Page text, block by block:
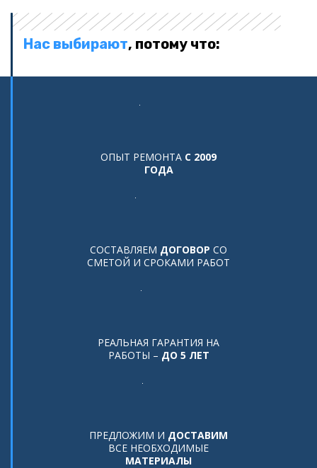
Нас выбирают, потому что:
ОПЫТ РЕМОНТА С 2009
ГОДА
СОСТАВЛЯЕМ ДОГОВОР СО
СМЕТОЙ И СРОКАМИ РАБОТ
РЕАЛЬНАЯ ГАРАНТИЯ НА
РАБОТЫ – ДО 5 ЛЕТ
ПРЕДЛОЖИМ И ДОСТАВИМ
ВСЕ НЕОБХОДИМЫЕ
МАТЕРИАЛЫ